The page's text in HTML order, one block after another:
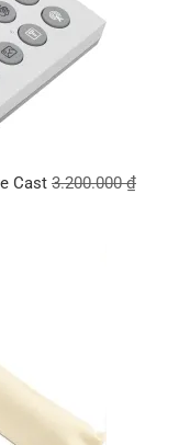
Cast 3.200.000₫